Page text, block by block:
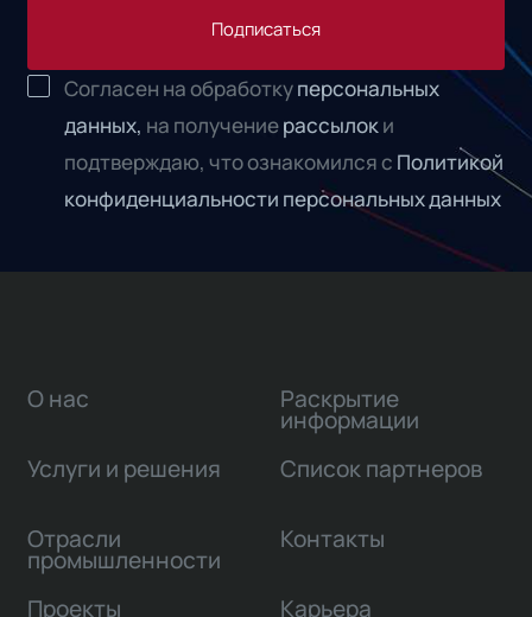
Подписаться
Согласен на обработкуперсональных
данных, на получениерассылоки
подтверждаю, что ознакомился с Политикой
конфиденциальности персональных данных
О нас
Услуги и решения
Отрасли
промышленности
Проекты
Раскрытие
информации
Список партнеров
Контакты
Карьера